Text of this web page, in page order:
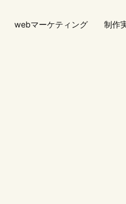
webマーケティング 制作